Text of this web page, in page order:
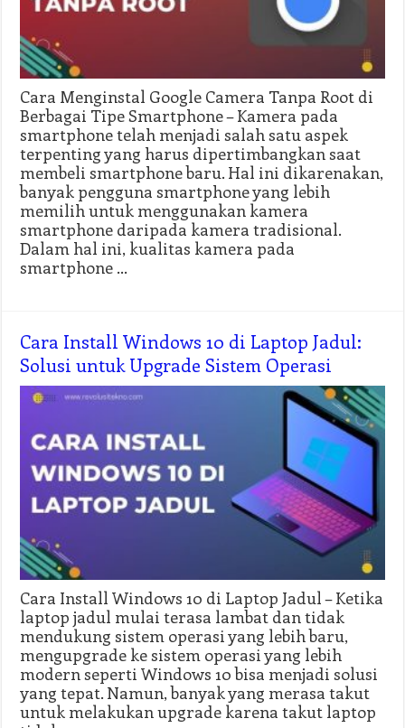
Cara Menginstal Google Camera Tanpa Root di
Berbagai Tipe Smartphone – Kamera pada
smartphone telah menjadi salah satu aspek
terpenting yang harus dipertimbangkan saat
membeli smartphone baru. Hal ini dikarenakan,
banyak pengguna smartphone yang lebih
memilih untuk menggunakan kamera
smartphone daripada kamera tradisional.
Dalam hal ini, kualitas kamera pada
smartphone …
Cara Install Windows 10 di Laptop Jadul:
Solusi untuk Upgrade Sistem Operasi
Cara Install Windows 10 di Laptop Jadul – Ketika
laptop jadul mulai terasa lambat dan tidak
mendukung sistem operasi yang lebih baru,
mengupgrade ke sistem operasi yang lebih
modern seperti Windows 10 bisa menjadi solusi
yang tepat. Namun, banyak yang merasa takut
untuk melakukan upgrade karena takut laptop